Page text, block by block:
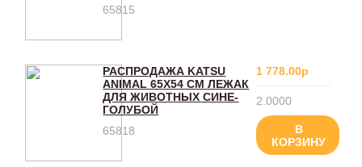
65815
РАСПРОДАЖА KATSU
ANIMAL 65Х54 СМ ЛЕЖАК
ДЛЯ ЖИВОТНЫХ СИНЕ-
ГОЛУБОЙ
65818
1 778.00р
2.0000
В
КОРЗИНУ